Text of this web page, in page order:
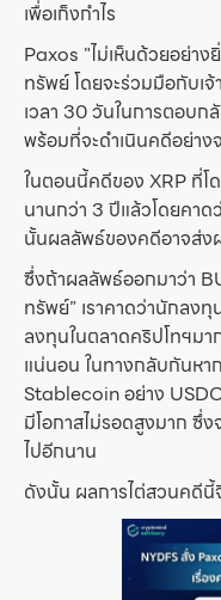
เพื่อเก็งกำไร
Paxos "ไม่เห็นด้วยอย่าง
ทรัพย์ โดยจะร่วมมือกับเ
เวลา 30 วันในการตอบก
พร้อมที่จะดำเนินคดีอย่าง
ในตอนนี้คดีของ XRP ที่โ
นานกว่า 3 ปีแล้วโดยคา
นั้นผลลัพธ์ของคดีอาจส่ง
ซึ่งถ้าผลลัพธ์ออกมาว่า
ทรัพย์” เราคาดว่านักลง
ลงทุนในตลาดคริปโทฯม
แน่นอน ในทางกลับกันหา
Stablecoin อย่าง
มีโอกาสไม่รอดสูงมาก ซึ่
ไปอีกนาน
ดังนั้น ผลการไต่สวนคดี